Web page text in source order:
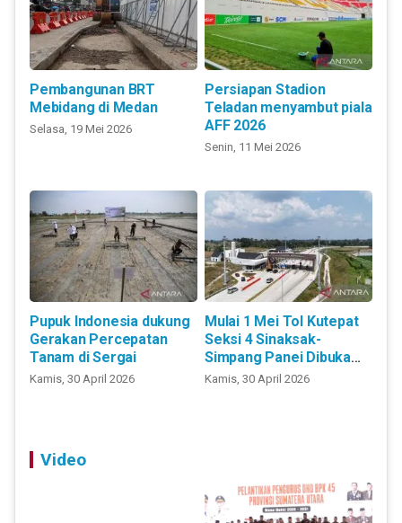
Pembangunan BRT
Mebidang di Medan
Selasa, 19 Mei 2026
Persiapan Stadion
Teladan menyambut piala
AFF 2026
Senin, 11 Mei 2026
Pupuk Indonesia dukung
Gerakan Percepatan
Tanam di Sergai
Kamis, 30 April 2026
Mulai 1 Mei Tol Kutepat
Seksi 4 Sinaksak-
Simpang Panei Dibuka
Gratis
Kamis, 30 April 2026
Video